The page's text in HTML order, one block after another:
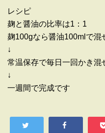
レシピ
麹と醤油の比率は1：1
麹100gなら醤油100mlで混
↓
常温保存で毎日一回かき混
↓
一週間で完成です